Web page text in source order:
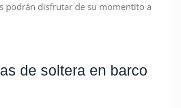
podrán disfrutar de su momentito a
de soltera en barco